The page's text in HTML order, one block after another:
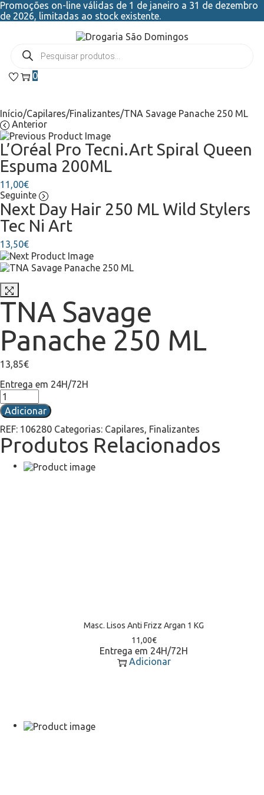
Promoções on-line válidas de 1 de janeiro a 31 de dezembro
de 2026, limitadas ao stock existente.
0
Início/Capilares/Finalizantes/TNA Savage Panache 250 ML
Anterior
L’Oréal Pro Tecni.Art Spiral Queen
Espuma 200ML
11,00€
Seguinte
Next Day Hair 250 ML Wild Stylers
Tec Ni Art
13,50€
TNA Savage
Panache 250 ML
13,85€
Entrega em 24H/72H
Adicionar
REF: 106280 Categorias: Capilares, Finalizantes
Produtos Relacionados
Masc. Lisos Anti Frizz Argan 1 KG
11,00€
Entrega em 24H/72H
Adicionar